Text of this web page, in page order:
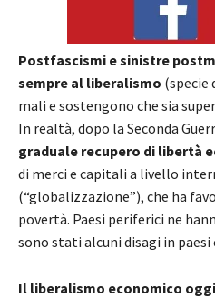
Postfascismi e sinistre
sempre al liberalismo (specie
mali e sostengono che sia
In realtà, dopo la Seconda
graduale recupero di libertà
di merci e capitali a livello
(“globalizzazione”), che ha
povertà. Paesi periferici ne
sono stati alcuni disagi in
Il liberalismo economico